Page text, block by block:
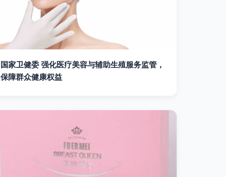
国家卫健委 强化医疗美容与辅助生殖服务监管，
保障群众健康权益